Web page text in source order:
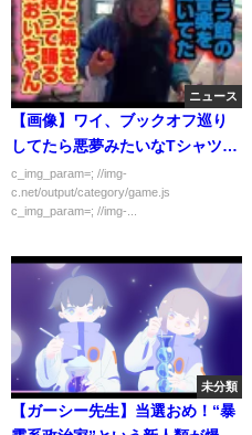
ニュース
【画像】ワイ、ブックオフ巡り
してたら悪夢みたいなTシャツを
発見ｗｗｗｗｗ
c_img_param=; //img-
c.net/output/category/game.js
c_img_param=; //img-...
未分類
【ガーシー先生】当選おめ！“暴